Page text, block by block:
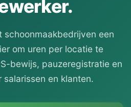
schoonmaakbedrijven een
om uren per locatie te
bewijs, pauzeregistratie en
en klanten.